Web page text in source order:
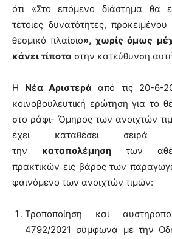
ότι «Στο επόμενο διάστημα θα
τέτοιες δυνατότητες,
θεσμικό πλαίσιο», χωρίς όμως
κάνει τίποτα στην κατεύθυνση
Η Νέα Αριστερά από τις 20-6-
κοινοβουλευτική ερώτηση για το
στο ράφι- Όμηρος των ανοιχτών
έχει καταθέσει σειρά
την καταπολέμηση των
πρακτικών εις βάρος των
φαινόμενο των ανοιχτών τιμών:
Τροποποίηση και
4792/2021 σύμφωνα με την